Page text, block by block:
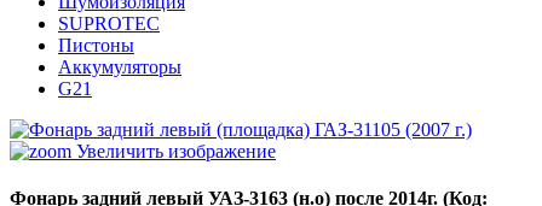
SUPROTEC
Пистоны
Аккумуляторы
G21
Увеличить изображение
Фонарь задний левый УАЗ-3163 (н.о) после 2014г. (Код: